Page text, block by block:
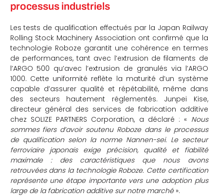
processus industriels
Les tests de qualification effectués par la Japan Railway
Rolling Stock Machinery Association ont confirmé que la
technologie Roboze garantit une cohérence en termes
de performances, tant avec l’extrusion de filaments de
l’ARGO 500 qu’avec l’extrusion de granulés via l’ARGO
1000. Cette uniformité reflète la maturité d’un système
capable d’assurer qualité et répétabilité, même dans
des secteurs hautement réglementés. Junpei Kise,
directeur général des services de fabrication additive
chez SOLIZE PARTNERS Corporation, a déclaré : « Nous
sommes fiers d’avoir soutenu Roboze dans le processus
de qualification selon la norme Nannen-sei. Le secteur
ferroviaire japonais exige précision, qualité et fiabilité
maximale : des caractéristiques que nous avons
retrouvées dans la technologie Roboze. Cette certification
représente une étape importante vers une adoption plus
large de la fabrication additive sur notre marché».